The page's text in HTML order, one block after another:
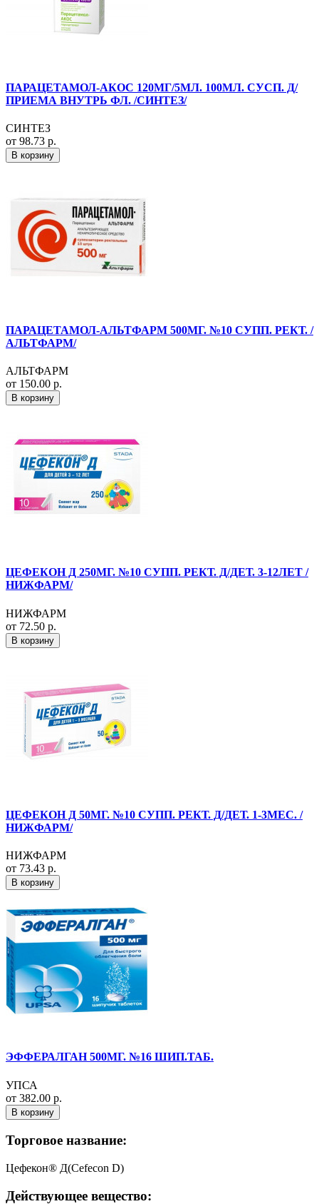
ПАРАЦЕТАМОЛ-АКОС 120МГ/5МЛ. 100МЛ. СУСП. Д/
ПРИЕМА ВНУТРЬ ФЛ. /СИНТЕЗ/
СИНТЕЗ
от 98.73 р.
В корзину
ПАРАЦЕТАМОЛ-АЛЬТФАРМ 500МГ. №10 СУПП. РЕКТ. /
АЛЬТФАРМ/
АЛЬТФАРМ
от 150.00 р.
В корзину
ЦЕФЕКОН Д 250МГ. №10 СУПП. РЕКТ. Д/ДЕТ. 3-12ЛЕТ /
НИЖФАРМ/
НИЖФАРМ
от 72.50 р.
В корзину
ЦЕФЕКОН Д 50МГ. №10 СУПП. РЕКТ. Д/ДЕТ. 1-3МЕС. /
НИЖФАРМ/
НИЖФАРМ
от 73.43 р.
В корзину
ЭФФЕРАЛГАН 500МГ. №16 ШИП.ТАБ.
УПСА
от 382.00 р.
В корзину
Торговое название:
Цефекон® Д(Cefecon D)
Действующее вещество: